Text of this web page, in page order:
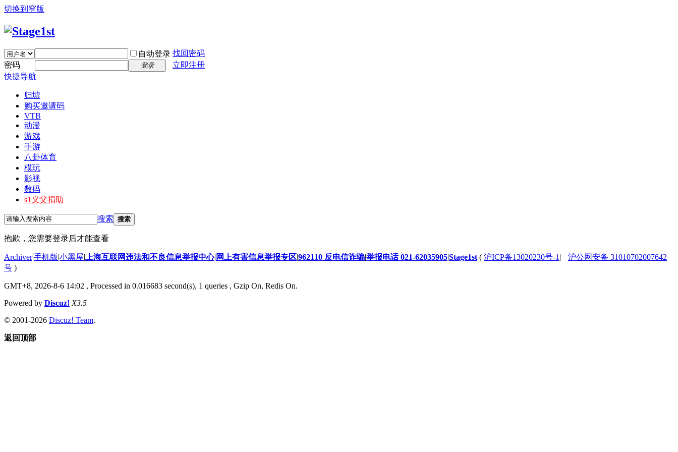
切换到窄版
自动登录 找回密码
密码
登录
立即注册
快捷导航
归墟
购买邀请码
VTB
动漫
游戏
手游
八卦体育
模玩
影视
数码
s1义父捐助
搜索 搜索
抱歉，您需要登录后才能查看
Archiver|手机版|小黑屋| 上海互联网违法和不良信息举报中心| 网上有害信息举报专区|962110 反电信诈骗|举报电话 021-62035905|Stage1st ( 沪ICP备13020230号-1 |
沪公网安备 31010702007642
号 )
GMT+8, 2026-8-6 14:02 , Processed in 0.016683 second(s), 1 queries , Gzip On, Redis On.
Powered by Discuz! X3.5
© 2001-2026 Discuz! Team.
返回顶部